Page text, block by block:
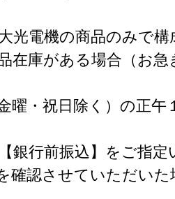
電機の商品のみで構
庫がある場合（お急
・祝日除く）の正午
行前振込】をご指定
確認させていただいた